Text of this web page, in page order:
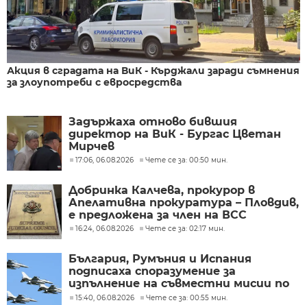
Акция в сградата на ВиК - Кърджали заради съмнения
за злоупотреби с евросредства
Задържаха отново бившия
директор на ВиК - Бургас Цветан
Мирчев
17:06, 06.08.2026 Чете се за: 00:50 мин.
Добринка Калчева, прокурор в
Апелативна прокуратура – Пловдив,
е предложена за член на ВСС
16:24, 06.08.2026 Чете се за: 02:17 мин.
България, Румъния и Испания
подписаха споразумение за
изпълнение на съвместни мисии по
охрана на въздушното
15:40, 06.08.2026 Чете се за: 00:55 мин.